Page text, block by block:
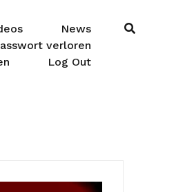
News
verloren
Log Out